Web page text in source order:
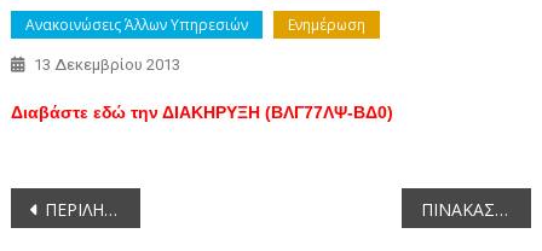
Ανακοινώσεις Άλλων Υπηρεσιών Ενημέρωση
13 Δεκεμβρίου 2013
Διαβάστε εδώ την ΔΙΑΚΗΡΥΞΗ (ΒΛΓ77ΛΨ-ΒΔ0)
Πλοήγηση
ΠΕΡΙΛΗΨΗ ΔΙΑΚΗΡΥΞΗΣ Ανοικτού Διεθνή Διαγωνισμού για την ανάθεση υπηρεσιών μεταφοράς μαθητών, χωρικής αρμοδιότητας Π. Ε. Κοζάνης, για το σχολικό έτος 2013-2014 ΠΙΝΑΚΑΣ Των συζητηθέντων θεμάτων κατά την 47η/10-12-2013 συνεδρίαση της Οικονομικής Επιτροπής της Περιφέρειας Δυτικής Μακεδονίας